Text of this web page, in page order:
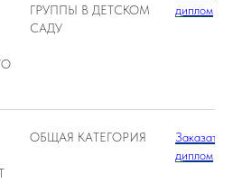
ГРУППЫ В ДЕТСКОМ
САДУ
диплом
ОБЩАЯ КАТЕГОРИЯ
Заказать
диплом